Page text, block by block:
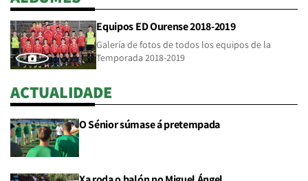
Equipos ED Ourense 2018-2019
Galería de fotos de todos los equipos de la
Temporada 2018-2019
ACTUALIDADE
O Sénior súmase á pretempada